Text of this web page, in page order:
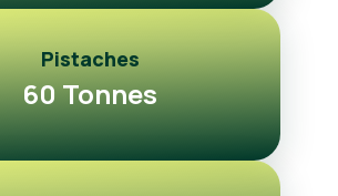
Pistaches
60 Tonnes